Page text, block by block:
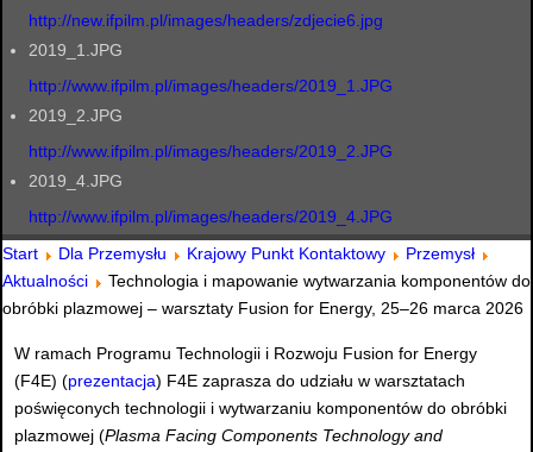
http://new.ifpilm.pl/images/headers/zdjecie6.jpg
2019_1.JPG
http://www.ifpilm.pl/images/headers/2019_1.JPG
2019_2.JPG
http://www.ifpilm.pl/images/headers/2019_2.JPG
2019_4.JPG
http://www.ifpilm.pl/images/headers/2019_4.JPG
Start
Dla Przemysłu Krajowy Punkt Kontaktowy
Przemysł
Aktualności
Technologia i mapowanie wytwarzania komponentów do
obróbki plazmowej – warsztaty Fusion for Energy, 25–26 marca 2026
W ramach Programu Technologii i Rozwoju Fusion for Energy
(F4E) (prezentacja) F4E zaprasza do udziału w warsztatach
poświęconych technologii i wytwarzaniu komponentów do obróbki
plazmowej (Plasma Facing Components Technology and